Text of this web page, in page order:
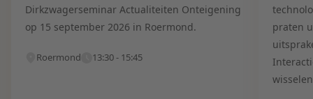
Dirkzwagerseminar Actualiteiten Onteigening
op 15 september 2026 in Roermond.
Roermond 13:30 - 15:45
praten